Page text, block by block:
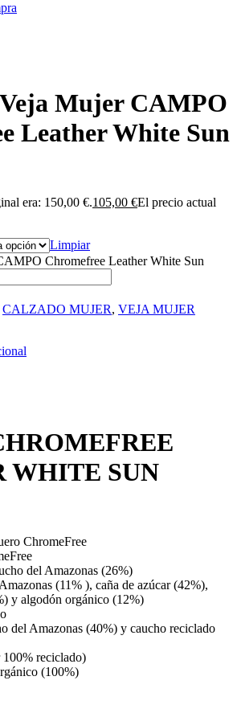
Mujer CAMPO
Leather White Sun
era: 150,00 €.105,00 €El precio actual
Limpiar
Chromefree Leather White Sun
CALZADO MUJER, VEJA MUJER
WHITE SUN
ChromeFree
del Amazonas (26%)
(11% ), caña de azúcar (42%),
y algodón orgánico (12%)
del Amazonas (40%) y caucho reciclado
100% reciclado)
(100%)